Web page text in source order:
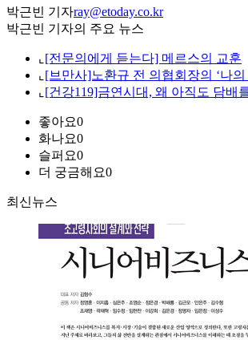
박근빈 기자ray@etoday.co.kr
박근빈 기자의 주요 뉴스
⌞ [전문의에게 듣는다] 메르스의 교훈
⌞ [브만사]노환규 전 의협회장의 ‘나의
⌞ [건강119]금연시대, 왜 아직도 담배
좋아요0
화나요0
슬퍼요0
더 궁금해요0
최신뉴스